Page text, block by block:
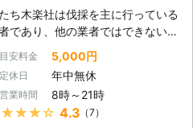
と思います。
とが大切です。さらに消毒作業を
なうと、病害虫をより効果的に防
ができますよ。 当店では剪定
かに、木の消毒作業も承っていま
病害虫は私たちにも被害を与える
がありますので、あらかじめ予防
おきたいですよね。木と私たちの
めて、できるだけお客様のニーズ
応えできるように誠心誠意頑張ら
ただきます。 「仕事が忙しく
なかなか昼間は対応できない」
他の業者に断られてしまったけどな
かしてほしい」「たくさん庭木が
ので費用の相談をほしい」など、
ち木楽社は伐採を主に行っている
であり、他の業者ではできないご
木や車が入れない場所の伐採を行う
で知られております。もちろん一
な伐採も行っており、そちらも好
得ております。こうした木に関わ
業をやっているため、伐採以外の
目安料金 5,000円
定休日 年中無休
営業時間 8時～21時
4.3 （7）